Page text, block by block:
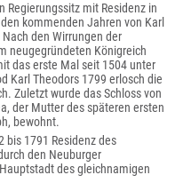
Regierungssitz mit Residenz in
kommenden Jahren von Karl
den Wirrungen der
neugegründeten Königreich
das erste Mal seit 1504 unter
Karl Theodors 1799 erlosch die
Zuletzt wurde das Schloss von
der Mutter des späteren ersten
bewohnt.
bis 1791 Residenz des
den Neuburger
des gleichnamigen